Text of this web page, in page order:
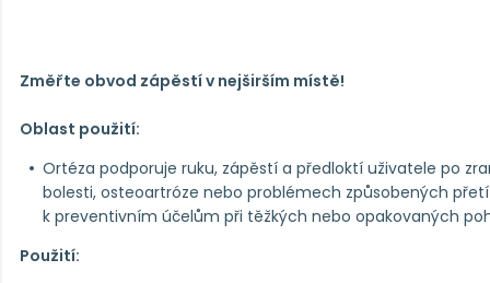
Změřte obvod zápěstí v nejširším místě!
Oblast použití:
Ortéza podporuje ruku, zápěstí a předloktí uživatele po
bolesti, osteoartróze nebo problémech způsobených
k preventivním účelům při těžkých nebo opakovaných
Použití: